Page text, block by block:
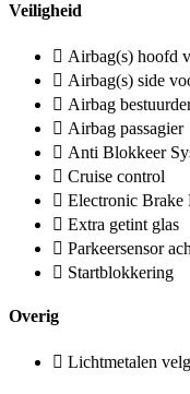
Veiligheid
Airbag(s) hoofd
Airbag(s) side
Airbag
Airbag passagier
Anti Blokkeer
Cruise control
Electronic
Extra getint glas
Parkeersensor
Startblokkering
Overig
Lichtmetalen